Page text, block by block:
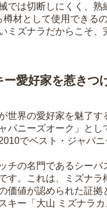
では切断しにくく、熟
樽材として使用できる
ミズナラだからこそ
愛好家を惹きつ
世界の愛好家を魅了
パニーズオーク」と
でベスト・ジャパ
チの名門であるシー
す。これは、ミズナ
価値が認められた証拠
キー「大山 ミズナラ